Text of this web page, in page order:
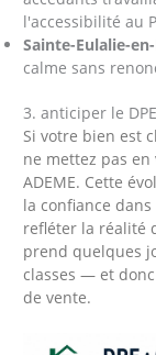
l'accessibilité au
Sainte-Eulalie-
calme sans
3. anticiper le
Si votre bien est
ne mettez pas
ADEME. Cette
la confiance
refléter la réalité
prend quelques
classes — et
de vente.